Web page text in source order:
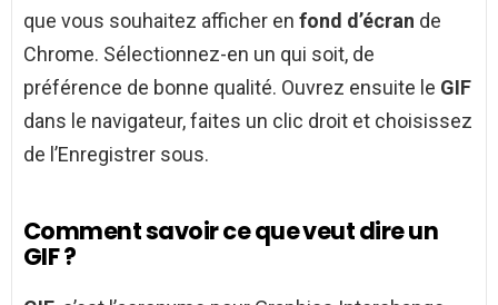
que vous souhaitez afficher en fond d’écran de
Chrome. Sélectionnez-en un qui soit, de
préférence de bonne qualité. Ouvrez ensuite le GIF
dans le navigateur, faites un clic droit et choisissez
de l’Enregistrer sous.
Comment savoir ce que veut dire un
GIF ?